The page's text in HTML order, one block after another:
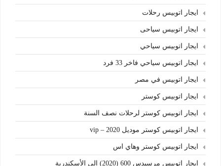
ايجار اتوبيس رحلات
ايجار اتوبيس سياحى
ايجار اتوبيس سياحي
ايجار اتوبيس سياحي فاخر 33 فرد
ايجار اتوبيس في مصر
ايجار اتوبيس كوستر
ايجار اتوبيس كوستر لرحلات نصف السنة
ايجار اتوبيس كوستر موديل 2020 – vip
ايجار اتوبيس كوستر وهاي اس
ايجار اتوبيس مرسيدس 600 (2020) الي الأسكندرية